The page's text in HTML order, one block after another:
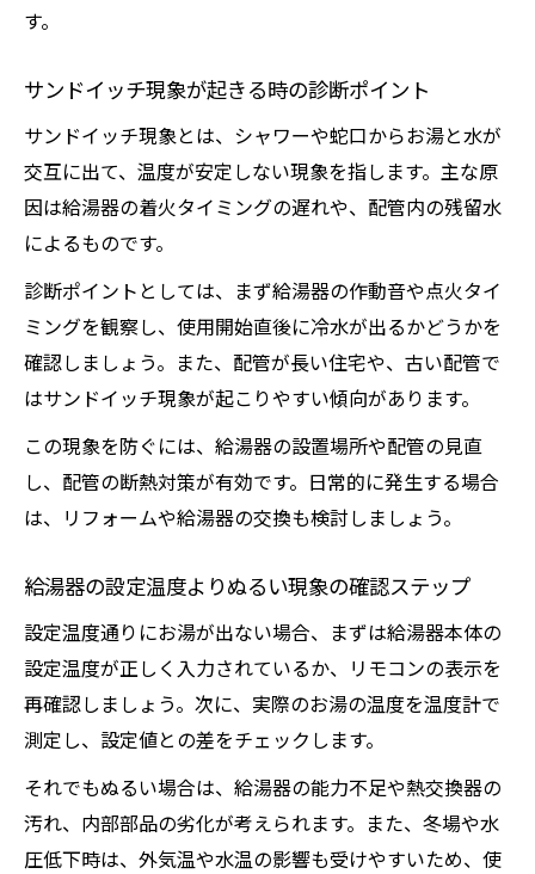
す。
サンドイッチ現象が起きる時の診断ポイント
サンドイッチ現象とは、シャワーや蛇口からお湯と水が
交互に出て、温度が安定しない現象を指します。主な原
因は給湯器の着火タイミングの遅れや、配管内の残留水
によるものです。
診断ポイントとしては、まず給湯器の作動音や点火タイ
ミングを観察し、使用開始直後に冷水が出るかどうかを
確認しましょう。また、配管が長い住宅や、古い配管で
はサンドイッチ現象が起こりやすい傾向があります。
この現象を防ぐには、給湯器の設置場所や配管の見直
し、配管の断熱対策が有効です。日常的に発生する場合
は、リフォームや給湯器の交換も検討しましょう。
給湯器の設定温度よりぬるい現象の確認ステップ
設定温度通りにお湯が出ない場合、まずは給湯器本体の
設定温度が正しく入力されているか、リモコンの表示を
再確認しましょう。次に、実際のお湯の温度を温度計で
測定し、設定値との差をチェックします。
それでもぬるい場合は、給湯器の能力不足や熱交換器の
汚れ、内部部品の劣化が考えられます。また、冬場や水
圧低下時は、外気温や水温の影響も受けやすいため、使